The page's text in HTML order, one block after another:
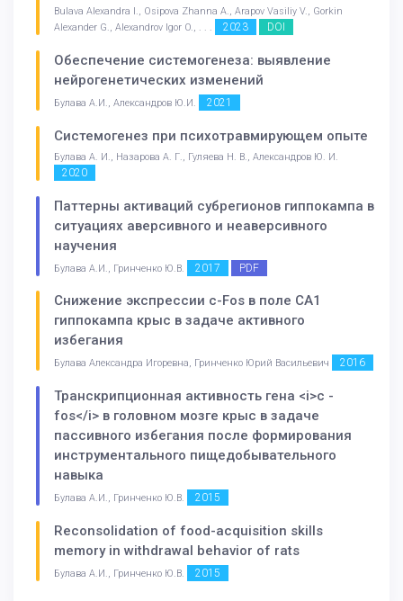
Bulava Alexandra I., Osipova Zhanna A., Arapov Vasiliy V., Gorkin
Alexander G., Alexandrov Igor O., . . .
2023 DOI
Обеспечение системогенеза: выявление
нейрогенетических изменений
Булава А.И., Александров Ю.И. 2021
Системогенез при психотравмирующем опыте
Булава А. И., Назарова А. Г., Гуляева Н. В., Александров Ю. И.
2020
Паттерны активаций субрегионов гиппокампа в
ситуациях аверсивного и неаверсивного
научения
Булава А.И., Гринченко Ю.В. 2017 PDF
Снижение экспрессии с-Fos в поле CA1
гиппокампа крыс в задаче активного
избегания
Булава Александра Игоревна, Гринченко Юрий Васильевич 2016
Транскрипционная активность гена <i>c -
fos</i> в головном мозге крыс в задаче
пассивного избегания после формирования
инструментального пищедобывательного
навыка
Булава А.И., Гринченко Ю.В. 2015
Reconsolidation of food-acquisition skills
memory in withdrawal behavior of rats
Булава А.И., Гринченко Ю.В. 2015